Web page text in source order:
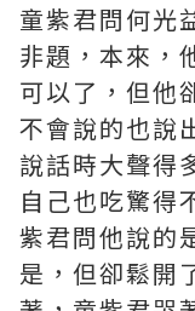
童紫君問何光
非題，本來，
可以了，但他
不會說的也說
說話時大聲得
自己也吃驚得
紫君問他說的
是，但卻鬆開